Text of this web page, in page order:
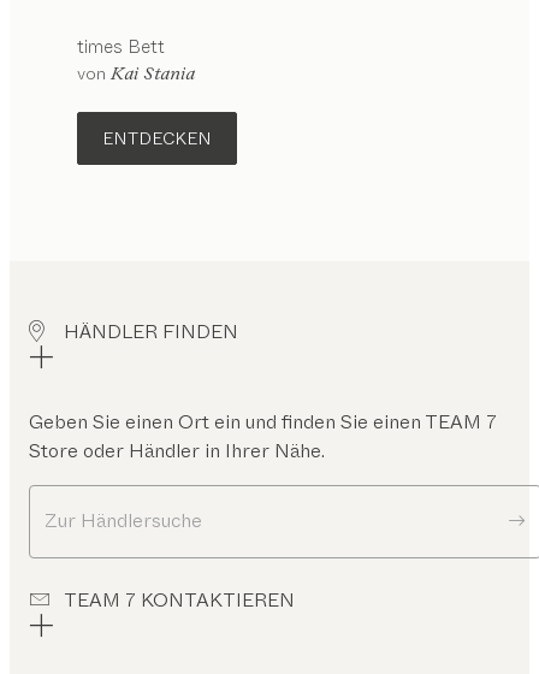
times Bett
von Kai Stania
ENTDECKEN
HÄNDLER FINDEN
Geben Sie einen Ort ein und finden Sie einen TEAM 7
Store oder Händler in Ihrer Nähe.
Zur Händlersuche
TEAM 7 KONTAKTIEREN